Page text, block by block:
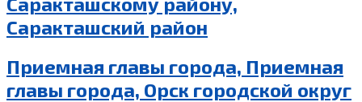
Саракташский район
Приемная главы города, Приемная
главы города, Орск городской округ